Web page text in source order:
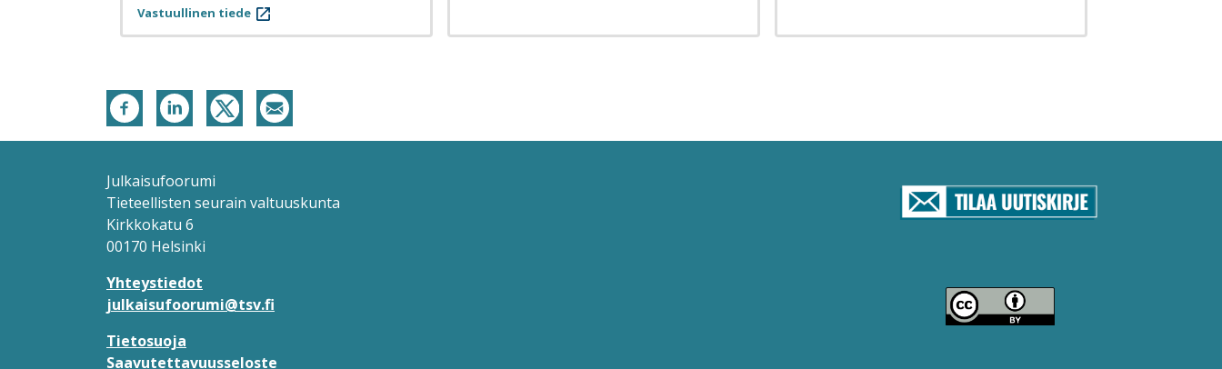
Vastuullinen tiede
Julkaisufoorumi
Tieteellisten seurain valtuuskunta
Kirkkokatu 6
00170 Helsinki
Yhteystiedot
julkaisufoorumi@tsv.fi
Tietosuoja
Saavutettavuusseloste